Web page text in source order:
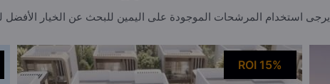
يرجى استخدام المرشحات الموجودة على اليمين للبحث عن الخيار الأفضل
ROI 15%